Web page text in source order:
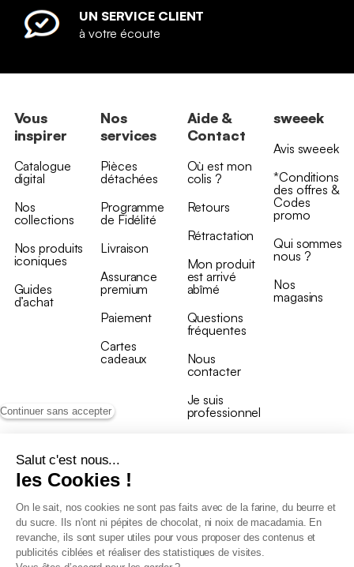
Continuer sans accepter
Salut c'est nous...
les Cookies !
On le sait, nos cookies ne sont pas faits avec de la farine, du beurre et
du sucre. Ils n’ont ni pépites de chocolat, ni noix de macadamia. En
revanche, ils sont super utiles pour vous proposer des contenus et
publicités ciblées et réaliser des statistiques de visites.
UN SERVICE CLIENT
à votre écoute
Vous
inspirer
Catalogue
digital
Nos
collections
Nos produits
iconiques
Guides
d’achat
Nos
services
Pièces
détachées
Programme
de Fidélité
Livraison
Assurance
premium
Paiement
Cartes
cadeaux
Aide &
Contact
Où est mon
colis ?
Retours
Rétractation
Mon produit
est arrivé
abîmé
Questions
fréquentes
Nous
contacter
Je suis
professionnel
sweeek
Avis sweeek
*Conditions
des offres &
Codes
promo
Qui sommes
nous ?
Nos
magasins
Conditions générales de vente
Conditions générales du programme de fidélité
Charte de données personnelles
Conditions générales de vente Pro